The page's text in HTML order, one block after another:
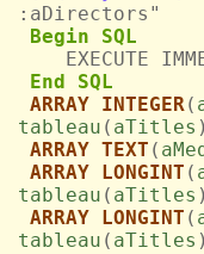
:aDirectors"
Begin SQL
EXECUTE
End SQL
ARRAY INTEGER(
tableau ( aTitles
ARRAY TEXT (
ARRAY LONGINT (
tableau ( aTitles
ARRAY LONGINT (
tableau ( aTitles